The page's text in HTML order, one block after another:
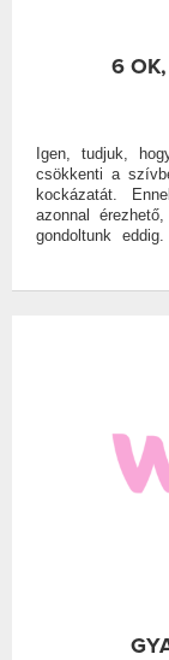
6
Igen, tudjuk,
csökkenti a
kockázatát.
azonnal
gondoltunk